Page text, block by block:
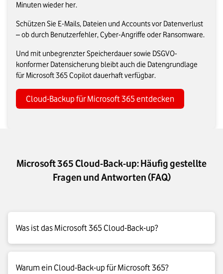
Minuten wieder her.
Schützen Sie E-Mails, Dateien und Accounts vor Datenverlust
– ob durch Benutzerfehler, Cyber-Angriffe oder Ransomware.
Und mit unbegrenzter Speicherdauer sowie DSGVO-
konformer Datensicherung bleibt auch die Datengrundlage
für Microsoft 365 Copilot dauerhaft verfügbar.
Cloud-Backup für Microsoft 365 entdecken
Microsoft 365 Cloud-Back-up: Häufig gestellte
Fragen und Antworten (FAQ)
Was ist das Microsoft 365 Cloud-Back-up?
native automatische Sicherungs- und
Warum ein Cloud-Back-up für Microsoft 365?